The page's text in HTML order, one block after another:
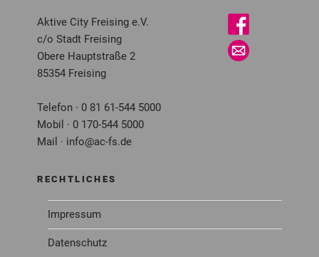
Aktive City Freising e.V.
c/o Stadt Freising
Obere Hauptstraße 2
85354 Freising
Telefon · 0 81 61-544 5000
Mobil · 0 170-544 5000
Mail · info@ac-fs.de
RECHTLICHES
Impressum
Datenschutz